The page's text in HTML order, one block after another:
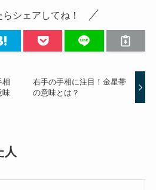
シェアしてね！
相
味
右手の手相に注目！金星帯
の意味とは？
人